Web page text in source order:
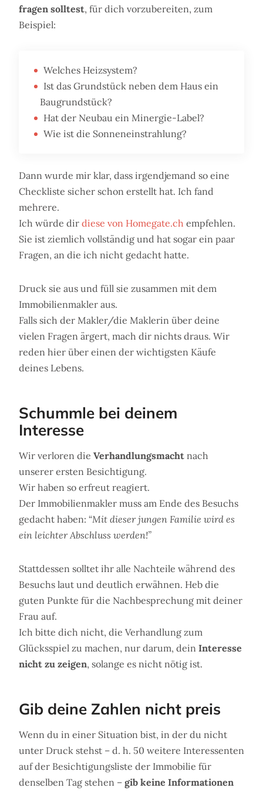
fragen solltest, für dich vorzubereiten, zum
Beispiel:
Welches Heizsystem?
Ist das Grundstück neben dem Haus ein
Baugrundstück?
Hat der Neubau ein Minergie-Label?
Wie ist die Sonneneinstrahlung?
Dann wurde mir klar, dass irgendjemand so eine
Checkliste sicher schon erstellt hat. Ich fand
mehrere.
Ich würde dir diese von Homegate.ch empfehlen.
Sie ist ziemlich vollständig und hat sogar ein paar
Fragen, an die ich nicht gedacht hatte.
Druck sie aus und füll sie zusammen mit dem
Immobilienmakler aus.
Falls sich der Makler/die Maklerin über deine
vielen Fragen ärgert, mach dir nichts draus. Wir
reden hier über einen der wichtigsten Käufe
deines Lebens.
Schummle bei deinem
Interesse
Wir verloren die Verhandlungsmacht nach
unserer ersten Besichtigung.
Wir haben so erfreut reagiert.
Der Immobilienmakler muss am Ende des Besuchs
gedacht haben: “Mit dieser jungen Familie wird es
ein leichter Abschluss werden!”
Stattdessen solltet ihr alle Nachteile während des
Besuchs laut und deutlich erwähnen. Heb die
guten Punkte für die Nachbesprechung mit deiner
Frau auf.
Ich bitte dich nicht, die Verhandlung zum
Glücksspiel zu machen, nur darum, dein Interesse
nicht zu zeigen, solange es nicht nötig ist.
Gib deine Zahlen nicht preis
Wenn du in einer Situation bist, in der du nicht
unter Druck stehst – d. h. 50 weitere Interessenten
auf der Besichtigungsliste der Immobilie für
denselben Tag stehen – gib keine Informationen